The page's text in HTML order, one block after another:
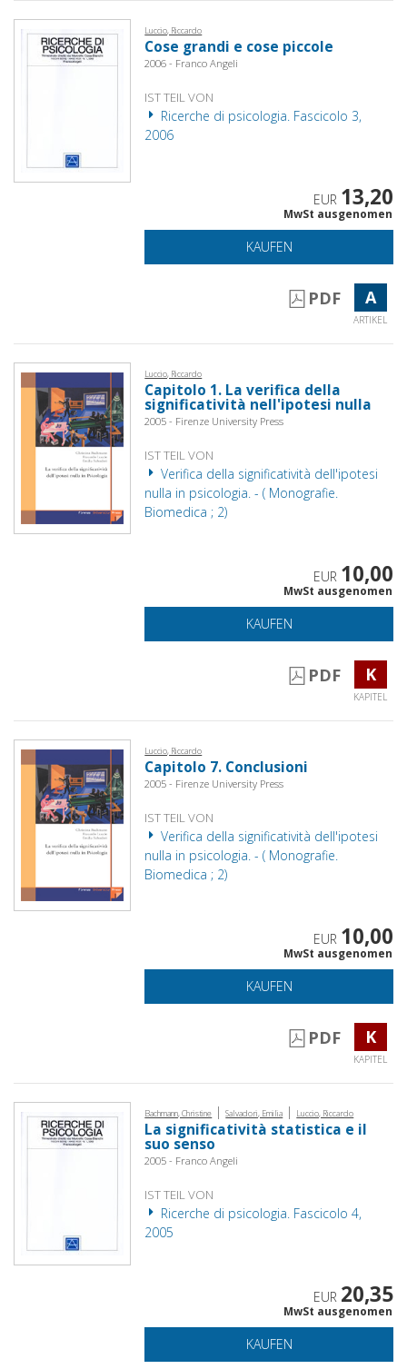
Luccio, Riccardo
Cose grandi e cose piccole
2006 - Franco Angeli
IST TEIL VON
Ricerche di psicologia. Fascicolo 3,
2006
EUR 13,20
MwSt ausgenomen
KAUFEN
PDF A
ARTIKEL
Luccio, Riccardo
Capitolo 1. La verifica della
significatività nell'ipotesi nulla
2005 - Firenze University Press
IST TEIL VON
Verifica della significatività dell'ipotesi
nulla in psicologia. - ( Monografie.
Biomedica ; 2)
EUR 10,00
MwSt ausgenomen
KAUFEN
PDF K
KAPITEL
Luccio, Riccardo
Capitolo 7. Conclusioni
2005 - Firenze University Press
IST TEIL VON
Verifica della significatività dell'ipotesi
nulla in psicologia. - ( Monografie.
Biomedica ; 2)
EUR 10,00
MwSt ausgenomen
KAUFEN
PDF K
KAPITEL
Bachmann, Christine | Salvadori, Emilia | Luccio, Riccardo
La significatività statistica e il
suo senso
2005 - Franco Angeli
IST TEIL VON
Ricerche di psicologia. Fascicolo 4,
2005
EUR 20,35
MwSt ausgenomen
KAUFEN